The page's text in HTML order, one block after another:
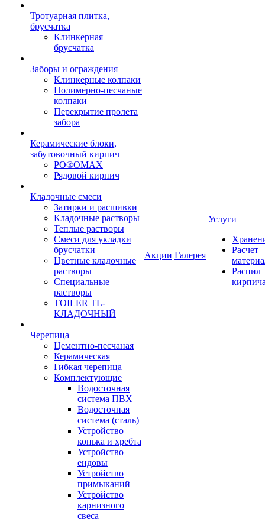
Тротуарная плитка,
брусчатка
Клинкерная
брусчатка
Заборы и ограждения
Клинкерные колпаки
Полимерно-песчаные
колпаки
Перекрытие пролета
забора
Керамические блоки,
забутовочный кирпич
PO®OMAX
Рядовой кирпич
Кладочные смеси
Затирки и расшивки
Кладочные растворы
Теплые растворы
Смеси для укладки
брусчатки
Цветные кладочные
растворы
Специальные
растворы
TOILER TL-
КЛАДОЧНЫЙ
Черепица
Цементно-песчаная
Керамическая
Гибкая черепица
Комплектующие
Водосточная
система ПВХ
Водосточная
система (сталь)
Устройство
конька и хребта
Устройство
ендовы
Устройство
примыканий
Устройство
карнизного
свеса
Акции Галерея
Услуги
Расчет
Распил